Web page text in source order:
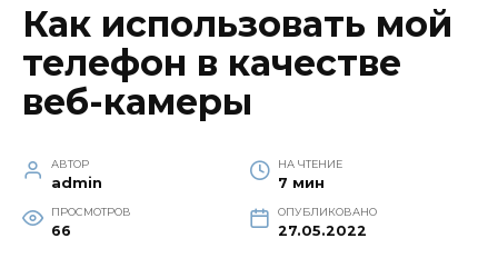
Как использовать мой
телефон в качестве
веб-камеры
АВТОР
admin
НА ЧТЕНИЕ
7 мин
ПРОСМОТРОВ
66
ОПУБЛИКОВАНО
27.05.2022